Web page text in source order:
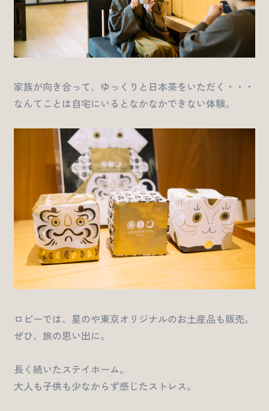
家族が向き合って、ゆっくりと日本茶をいただく・・・
なんてことは自宅にいるとなかなかできない体験。
ロビーでは、星のや東京オリジナルのお土産品も販売。
ぜひ、旅の思い出に。
長く続いたステイホーム。
大人も子供も少なからず感じたストレス。